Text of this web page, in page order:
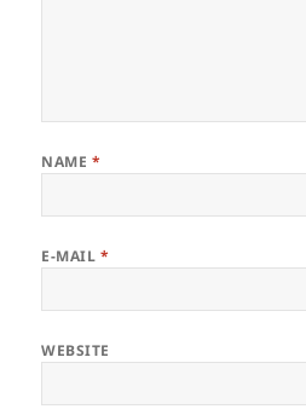
NAME *
E-MAIL *
WEBSITE